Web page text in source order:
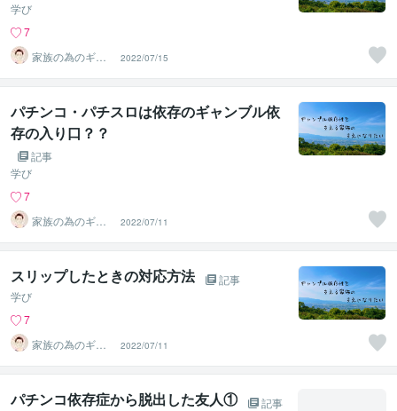
学び
7
家族の為のギャ
ンブル依存症 カ
ウンセラー
2022/07/15
パチンコ・パチスロは依存のギャンブル依
存の入り口？？
記事
学び
7
家族の為のギャ
ンブル依存症 カ
ウンセラー
2022/07/11
スリップしたときの対応方法
記事
学び
7
家族の為のギャ
ンブル依存症 カ
ウンセラー
2022/07/11
パチンコ依存症から脱出した友人①
記事